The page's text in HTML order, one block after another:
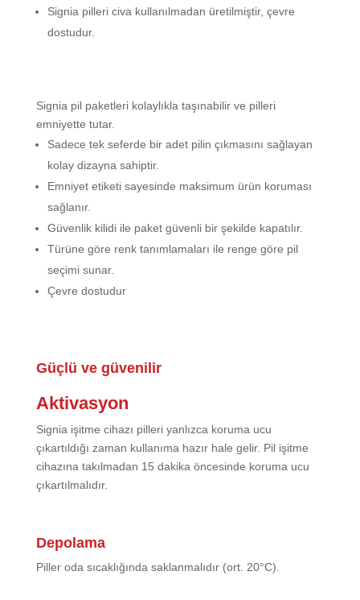
Signia pilleri civa kullanılmadan üretilmiştir, çevre
dostudur.
Signia pil paketleri kolaylıkla taşınabilir ve pilleri
emniyette tutar.
Sadece tek seferde bir adet pilin çıkmasını sağlayan
kolay dizayna sahiptir.
Emniyet etiketi sayesinde maksimum ürün koruması
sağlanır.
Güvenlik kilidi ile paket güvenli bir şekilde kapatılır.
Türüne göre renk tanımlamaları ile renge göre pil
seçimi sunar.
Çevre dostudur
Güçlü ve güvenilir
Aktivasyon
Signia işitme cihazı pilleri yanlızca koruma ucu
çıkartıldığı zaman kullanıma hazır hale gelir. Pil işitme
cihazına takılmadan 15 dakika öncesinde koruma ucu
çıkartılmalıdır.
Depolama
Piller oda sıcaklığında saklanmalıdır (ort. 20°C).